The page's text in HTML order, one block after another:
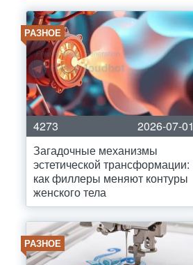
РАЗНОЕ
4273
2026-07-01
Загадочные механизмы
эстетической трансформации:
как филлеры меняют контуры
женского тела
РАЗНОЕ